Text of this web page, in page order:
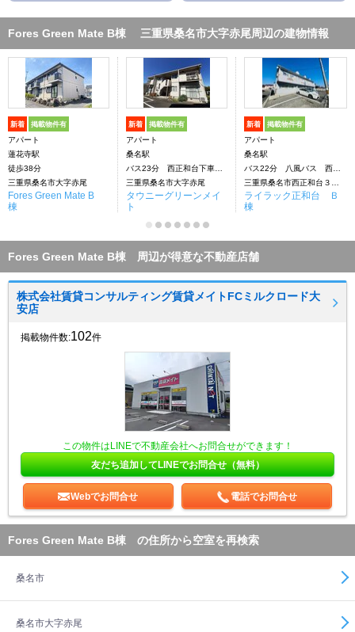
Fores Green Mate B棟 三重県桑名市大字赤尾周辺の建物情報
新着 掲載物件有
アパート
蓮花寺駅
徒歩38分
三重県桑名市大字赤尾
Fores Green Mate B
棟
新着 掲載物件有
アパート
桑名駅
バス23分 西正和台下車：停歩2分
三重県桑名市大字赤尾
タウニーグリーンメイ
ト
新着 掲載物件有
アパート
桑名駅
バス22分 八風バス 西正和下車：停歩2分
ライラック正和台 Ｂ
棟
Fores Green Mate B棟 周辺が得意な不動産店舗
株式会社賃貸コンサルティング賃貸メイトFCミルクロード大
安店
掲載物件数:102件
この物件はLINEで不動産会社へお問合せができます！
友だち追加してLINEでお問合せ（無料）
Webでお問合せ 電話でお問合せ
Fores Green Mate B棟 の住所から空室を再検索
桑名市
桑名市大字赤尾